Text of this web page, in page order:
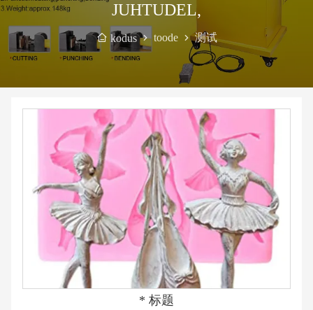
JUHTUDEL,
kodus toode 测试
* 标题